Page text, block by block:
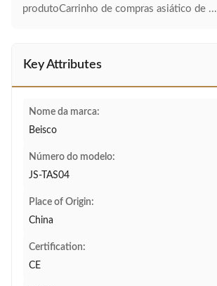
produtoCarrinho de compras asiático de ...
Key Attributes
Nome da marca:
Beisco
Número do modelo:
JS-TAS04
Place of Origin:
China
Certification:
CE